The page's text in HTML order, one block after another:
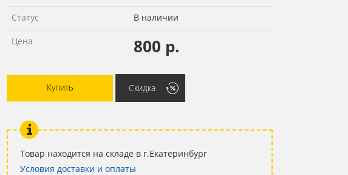
Статус В наличии
Цена 800 р.
Купить Скидка
Товар находится на складе в г.Екатеринбург
Условия доставки и оплаты